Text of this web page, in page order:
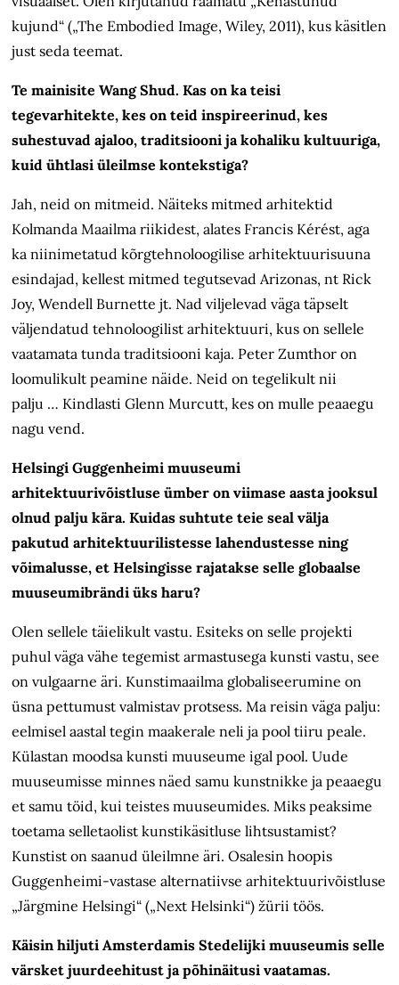
kujund“ („The Embodied Image, Wiley, 2011), kus käsitlen
just seda teemat.
Te mainisite Wang Shud. Kas on ka teisi
tegevarhitekte, kes on teid inspireerinud, kes
suhestuvad ajaloo, traditsiooni ja kohaliku kultuuriga,
kuid ühtlasi üleilmse kontekstiga?
Jah, neid on mitmeid. Näiteks mitmed arhitektid
Kolmanda Maailma riikidest, alates Francis Kérést, aga
ka niinimetatud kõrgtehnoloogilise arhitektuurisuuna
esindajad, kellest mitmed tegutsevad Arizonas, nt Rick
Joy, Wendell Burnette jt. Nad viljelevad väga täpselt
väljendatud tehnoloogilist arhitektuuri, kus on sellele
vaatamata tunda traditsiooni kaja. Peter Zumthor on
loomulikult peamine näide. Neid on tegelikult nii
palju … Kindlasti Glenn Murcutt, kes on mulle peaaegu
nagu vend.
Helsingi Guggenheimi muuseumi
arhitektuurivõistluse ümber on viimase aasta jooksul
olnud palju kära. Kuidas suhtute teie seal välja
pakutud arhitektuurilistesse lahendustesse ning
võimalusse, et Helsingisse rajatakse selle globaalse
muuseumibrändi üks haru?
Olen sellele täielikult vastu. Esiteks on selle projekti
puhul väga vähe tegemist armastusega kunsti vastu, see
on vulgaarne äri. Kunstimaailma globaliseerumine on
üsna pettumust valmistav protsess. Ma reisin väga palju:
eelmisel aastal tegin maakerale neli ja pool tiiru peale.
Külastan moodsa kunsti muuseume igal pool. Uude
muuseumisse minnes näed samu kunstnikke ja peaaegu
et samu töid, kui teistes muuseumides. Miks peaksime
toetama selletaolist kunstikäsitluse lihtsustamist?
Kunstist on saanud üleilmne äri. Osalesin hoopis
Guggenheimi-vastase alternatiivse arhitektuurivõistluse
„Järgmine Helsingi“ („Next Helsinki“) žürii töös.
Käisin hiljuti Amsterdamis Stedelijki muuseumis selle
värsket juurdeehitust ja põhinäitusi vaatamas.